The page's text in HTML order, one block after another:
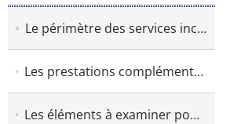
Le périmètre des services inclus dans un débarras de maison
Les prestations complémentaires proposées dans un débarras de maison
Les éléments à examiner pour choisir une offre de débarras de maison